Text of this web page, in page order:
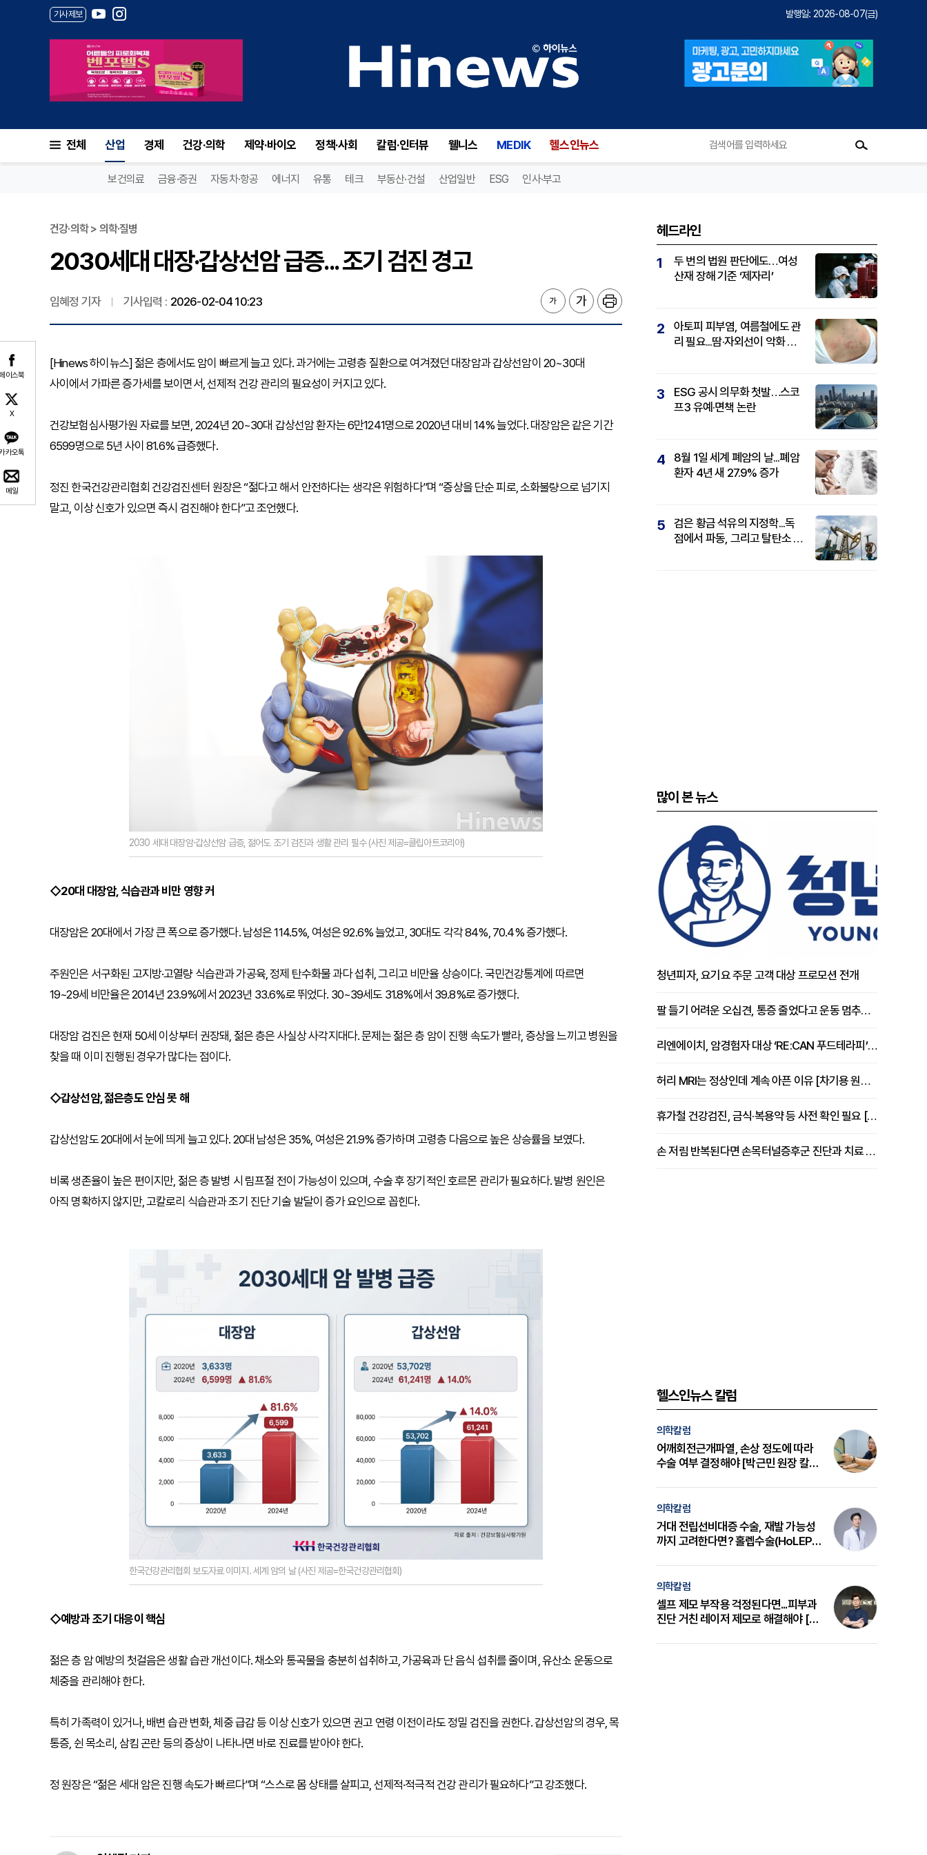
기사제보 발행일: 2026-08-07(금)
전체 산업 경제 건강·의학 제약·바이오 정책·사회 칼럼·인터뷰 웰니스 MEDIK 헬스인뉴스
보건의료 금융·증권 자동차·항공 에너지 유통 테크 부동산·건설 산업일반 ESG 인사·부고
이스북
X
카오톡
메일
건강·의학 > 의학·질병
2030세대 대장·갑상선암 급증... 조기 검진 경고
임혜정 기자 기사입력 : 2026-02-04 10:23
[Hinews 하이뉴스] 젊은 층에서도 암이 빠르게 늘고 있다. 과거에는 고령층 질환으로 여겨졌던 대장암과 갑상선암이 20~30대
사이에서 가파른 증가세를 보이면서, 선제적 건강 관리의 필요성이 커지고 있다.
건강보험심사평가원 자료를 보면, 2024년 20~30대 갑상선암 환자는 6만1241명으로 2020년 대비 14% 늘었다. 대장암은 같은 기간
6599명으로 5년 사이 81.6% 급증했다.
정진 한국건강관리협회 건강검진센터 원장은 “젊다고 해서 안전하다는 생각은 위험하다”며 “증상을 단순 피로, 소화불량으로 넘기지
말고, 이상 신호가 있으면 즉시 검진해야 한다”고 조언했다.
2030 세대 대장암·갑상선암 급증, 젊어도 조기 검진과 생활 관리 필수 (사진 제공=클립아트코리아)
◇20대 대장암, 식습관과 비만 영향 커
대장암은 20대에서 가장 큰 폭으로 증가했다. 남성은 114.5%, 여성은 92.6% 늘었고, 30대도 각각 84%, 70.4% 증가했다.
주원인은 서구화된 고지방·고열량 식습관과 가공육, 정제 탄수화물 과다 섭취, 그리고 비만율 상승이다. 국민건강통계에 따르면
19~29세 비만율은 2014년 23.9%에서 2023년 33.6%로 뛰었다. 30~39세도 31.8%에서 39.8%로 증가했다.
대장암 검진은 현재 50세 이상부터 권장돼, 젊은 층은 사실상 사각지대다. 문제는 젊은 층 암이 진행 속도가 빨라, 증상을 느끼고 병원을
찾을 때 이미 진행된 경우가 많다는 점이다.
◇갑상선암, 젊은층도 안심 못 해
갑상선암도 20대에서 눈에 띄게 늘고 있다. 20대 남성은 35%, 여성은 21.9% 증가하며 고령층 다음으로 높은 상승률을 보였다.
비록 생존율이 높은 편이지만, 젊은 층 발병 시 림프절 전이 가능성이 있으며, 수술 후 장기적인 호르몬 관리가 필요하다. 발병 원인은
아직 명확하지 않지만, 고칼로리 식습관과 조기 진단 기술 발달이 증가 요인으로 꼽힌다.
한국건강관리협회 보도자료 이미지. 세계 암의 날 (사진 제공=한국건강관리협회)
◇예방과 조기 대응이 핵심
젊은 층 암 예방의 첫걸음은 생활 습관 개선이다. 채소와 통곡물을 충분히 섭취하고, 가공육과 단 음식 섭취를 줄이며, 유산소 운동으로
체중을 관리해야 한다.
특히 가족력이 있거나, 배변 습관 변화, 체중 급감 등 이상 신호가 있으면 권고 연령 이전이라도 정밀 검진을 권한다. 갑상선암의 경우, 목
통증, 쉰 목소리, 삼킴 곤란 등의 증상이 나타나면 바로 진료를 받아야 한다.
정 원장은 “젊은 세대 암은 진행 속도가 빠르다”며 “스스로 몸 상태를 살피고, 선제적·적극적 건강 관리가 필요하다”고 강조했다.
헤드라인
1
두 번의 법원 판단에도…여성
산재 장해 기준 ‘제자리’
2
아토피 피부염, 여름철에도 관
리 필요...땀·자외선이 악화 요
3
ESG 공시 의무화 첫발…스코
프3 유예·면책 논란
4
8월 1일 세계 폐암의 날...폐암
환자 4년 새 27.9% 증가
5
검은 황금 석유의 지정학...독
점에서 파동, 그리고 탈탄소 패
많이 본 뉴스
청년피자, 요기요 주문 고객 대상 프로모션 전개
팔 들기 어려운 오십견, 통증 줄었다고 운동 멈추면 안 되는 이유 [이병욱 원장 칼럼]
리엔에이치, 암경험자 대상 ‘RE:CAN 푸드테라피’ 운영
허리 MRI는 정상인데 계속 아픈 이유 [차기용 원장 칼럼]
휴가철 건강검진, 금식·복용약 등 사전 확인 필요 [정도감 원장 칼럼]
손 저림 반복된다면 손목터널증후군 진단과 치료 시기 살펴야 [김동현 원장 칼럼]
헬스인뉴스 칼럼
의학칼럼
어깨회전근개파열, 손상 정도에 따라
수술 여부 결정해야 [박근민 원장 칼
의학칼럼
거대 전립선비대증 수술, 재발 가능성
까지 고려한다면? 홀렙수술(HoLEP)
의학칼럼
셀프 제모 부작용 걱정된다면...피부과
진단 거친 레이저 제모로 해결해야 [변